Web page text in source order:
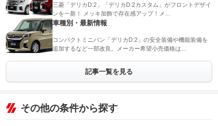
三菱「デリカD:2」「デリカD:2カスタム」がフロントデザイ
ンを一新！ メッキ加飾で存在感アップ！メ…
車種別・最新情報
コンパクトミニバン「デリカD:2」の安全装備や機能装備を
追加するなど一部改良。メーカー希望小売価格は…
記事一覧を見る
その他の条件から探す